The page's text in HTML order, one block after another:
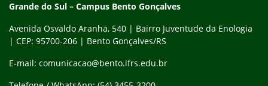
Grande do Sul – Campus Bento Gonçalves
Avenida Osvaldo Aranha, 540 | Bairro Juventude da Enologia
| CEP: 95700-206 | Bento Gonçalves/RS
E-mail: comunicacao@bento.ifrs.edu.br